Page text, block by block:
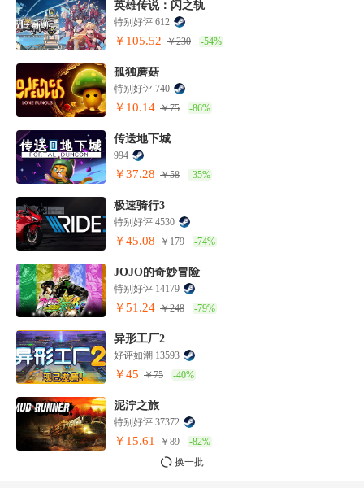
英雄传说：闪之轨
特别好评 612
￥105.52 ￥230 -54%
孤独蘑菇
特别好评 740
￥10.14 ￥75 -86%
传送地下城
994
￥37.28 ￥58 -35%
极速骑行3
特别好评 4530
￥45.08 ￥179 -74%
JOJO的奇妙冒险
特别好评 14179
￥51.24 ￥248 -79%
异形工厂2
好评如潮 13593
￥45 ￥75 -40%
泥泞之旅
特别好评 37372
￥15.61 ￥89
-82%
换一批